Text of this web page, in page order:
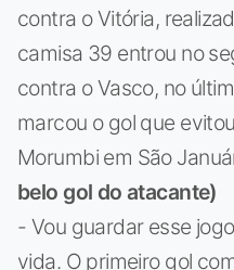
contra o Vitória,
camisa 39 entrou no
contra o Vasco, no
marcou o gol que
Morumbi em São
belo gol do atacante)
- Vou guardar esse
vida. O primeiro gol